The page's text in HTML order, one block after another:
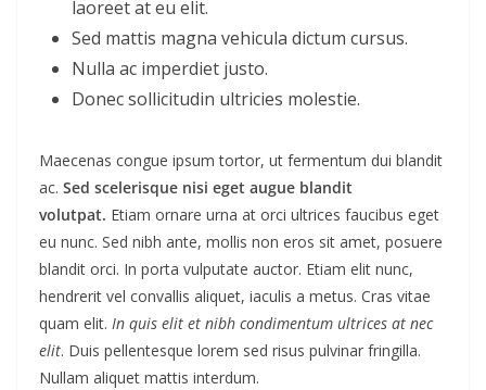
laoreet at eu elit.
Sed mattis magna vehicula dictum cursus.
Nulla ac imperdiet justo.
Donec sollicitudin ultricies molestie.
Maecenas congue ipsum tortor, ut fermentum dui blandit
ac. Sed scelerisque nisi eget augue blandit
volutpat. Etiam ornare urna at orci ultrices faucibus eget
eu nunc. Sed nibh ante, mollis non eros sit amet, posuere
blandit orci. In porta vulputate auctor. Etiam elit nunc,
hendrerit vel convallis aliquet, iaculis a metus. Cras vitae
quam elit. In quis elit et nibh condimentum ultrices at nec
elit. Duis pellentesque lorem sed risus pulvinar fringilla.
Nullam aliquet mattis interdum.